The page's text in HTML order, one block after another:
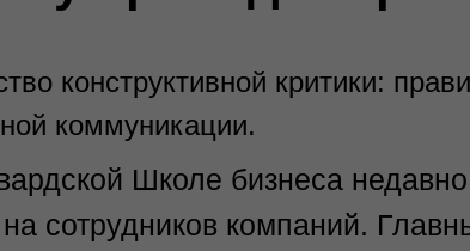
конструктивной критики:
коммуникации.
Школе бизнеса
на сотрудников компаний.